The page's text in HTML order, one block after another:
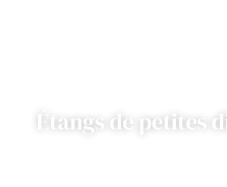
Étangs de petites